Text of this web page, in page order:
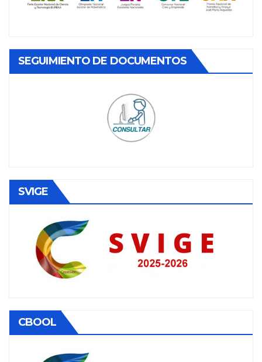
SEGUIMIENTO DE DOCUMENTOS
SVIGE
CBOOL